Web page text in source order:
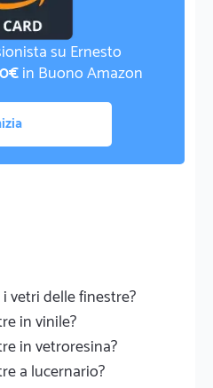
su Ernesto
in Buono Amazon
vetri delle finestre?
in vinile?
in vetroresina?
a lucernario?